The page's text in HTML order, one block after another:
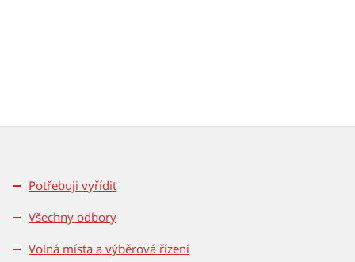
Potřebuji vyřídit
Všechny odbory
Volná místa a výběrová řízení